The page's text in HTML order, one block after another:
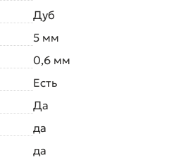
Дуб
5 мм
0,6 мм
Есть
Да
да
да